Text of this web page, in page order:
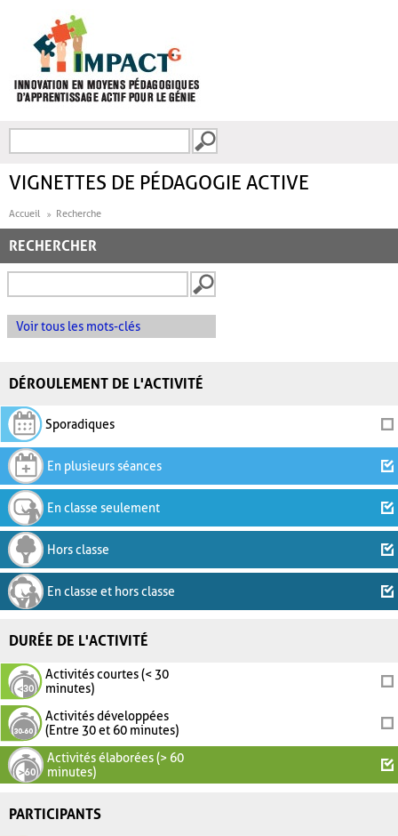
FORMULAIRE DE
VIGNETTES DE PÉDAGOGIE ACTIVE
Accueil Recherche
RECHERCHER
Voir tous les mots-clés
DÉROULEMENT DE L'ACTIVITÉ
Sporadiques
En plusieurs séances
En classe seulement
Hors classe
En classe et hors classe
DURÉE DE L'ACTIVITÉ
Activités courtes (< 30
minutes)
Activités développées
(Entre 30 et 60 minutes)
Activités élaborées (> 60
minutes)
PARTICIPANTS